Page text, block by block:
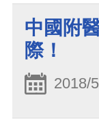
中國附
際！
2018/